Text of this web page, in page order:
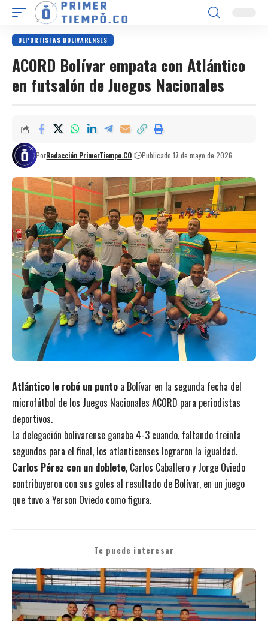
DEPORTISTAS BOLIVARENSES
ACORD Bolívar empata con Atlántico
en futsalón de Juegos Nacionales
PorRedacción PrimerTiempo.CO Publicado 17 de mayo de 2026
Atlántico le robó un punto a Bolívar en la segunda fecha del
microfútbol de los Juegos Nacionales ACORD para periodistas
deportivos.
La delegación bolivarense ganaba 4-3 cuando, faltando treinta
segundos para el final, los atlanticenses lograron la igualdad.
Carlos Pérez con un doblete, Carlos Caballero y Jorge Oviedo
contribuyeron con sus goles al resultado de Bolívar, en un juego
que tuvo a Yerson Oviedo como figura.
Te puede interesar